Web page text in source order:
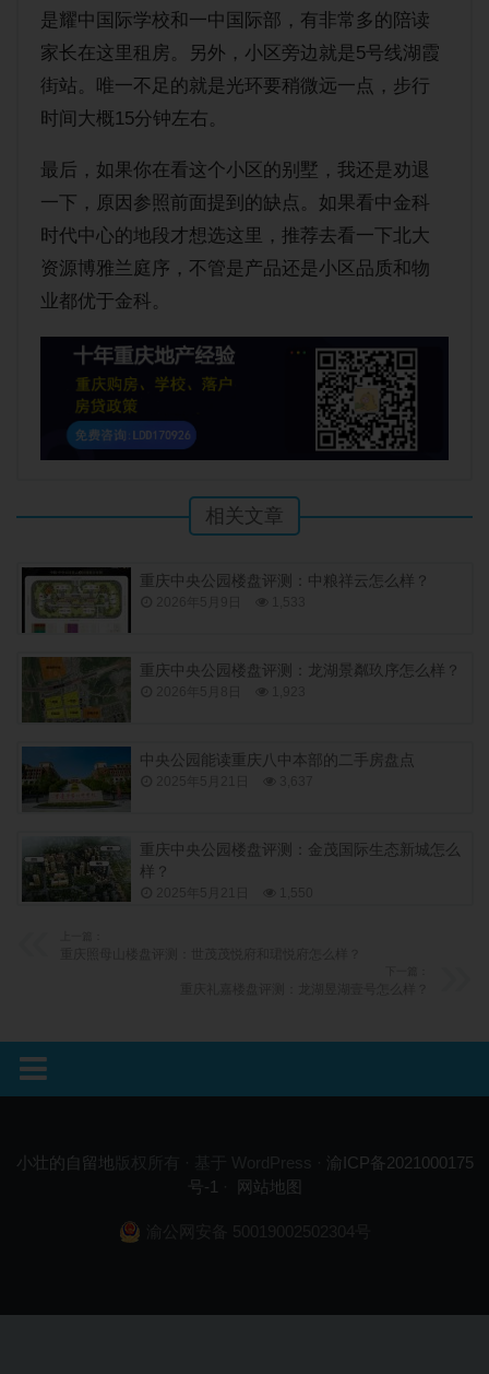
是耀中国际学校和一中国际部，有非常多的陪读
家长在这里租房。另外，小区旁边就是5号线湖霞
街站。唯一不足的就是光环要稍微远一点，步行
时间大概15分钟左右。
最后，如果你在看这个小区的别墅，我还是劝退
一下，原因参照前面提到的缺点。如果看中金科
时代中心的地段才想选这里，推荐去看一下北大
资源博雅兰庭序，不管是产品还是小区品质和物
业都优于金科。
相关文章
重庆中央公园楼盘评测：中粮祥云怎么样？
重庆中央公园楼盘评测：龙湖景粼玖序怎么样？
中央公园能读重庆八中本部的二手房盘点
重庆中央公园楼盘评测：金茂国际生态新城怎么
样？
小壮的自留地
渝ICP备2021000175
号-1
网站地图